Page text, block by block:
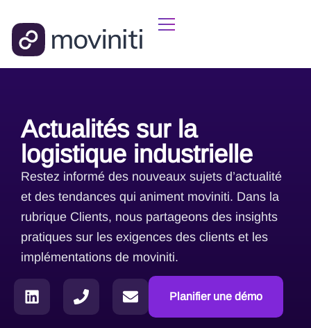
Actualités sur la
logistique industrielle
Restez informé des nouveaux sujets d’actualité
et des tendances qui animent moviniti. Dans la
rubrique Clients, nous partageons des insights
pratiques sur les exigences des clients et les
implémentations de moviniti.
Planifier une démo